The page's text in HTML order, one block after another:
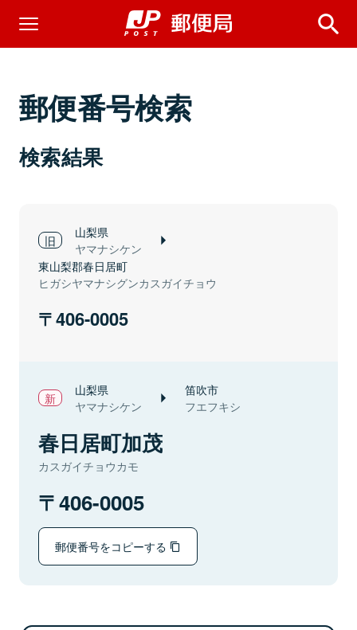
郵便番号検索
検索結果
山梨県
ヤマナシケン
東山梨郡春日居町
ヒガシヤマナシグンカスガイチョウ
406-0005
山梨県
ヤマナシケン
笛吹市
フエフキシ
春日居町加茂
カスガイチョウカモ
406-0005
郵便番号をコピーする